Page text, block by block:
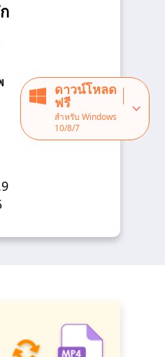
ดาวน์โหลด
ฟรี
สำหรับ Windows
10/8/7